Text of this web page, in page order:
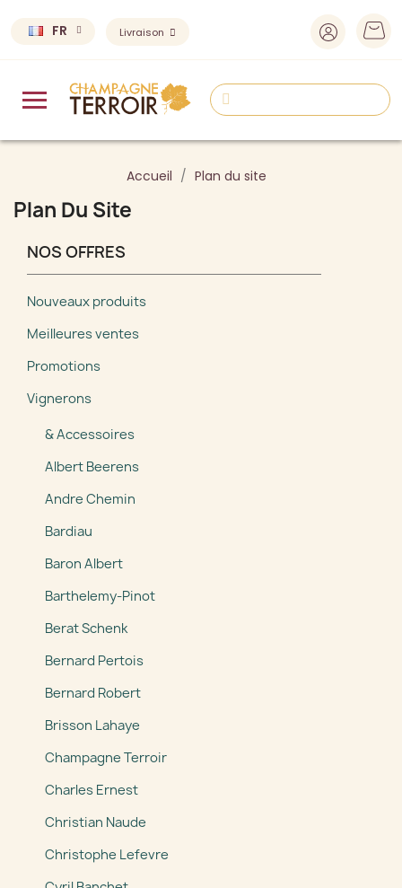
FR Livraison
Accueil Plan du site
Plan Du Site
NOS OFFRES
Nouveaux produits
Meilleures ventes
Promotions
Vignerons
& Accessoires
Albert Beerens
Andre Chemin
Bardiau
Baron Albert
Barthelemy-Pinot
Berat Schenk
Bernard Pertois
Bernard Robert
Brisson Lahaye
Champagne Terroir
Charles Ernest
Christian Naude
Christophe Lefevre